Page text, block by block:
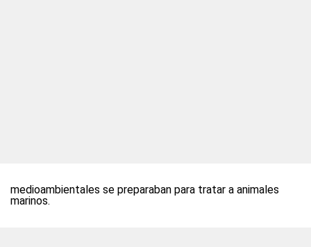
medioambientales se preparaban para tratar a animales
marinos.